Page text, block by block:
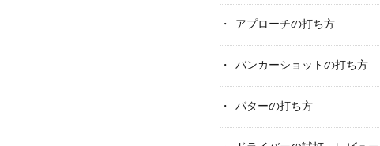
アプローチの打ち方
バンカーショットの打ち方
パターの打ち方